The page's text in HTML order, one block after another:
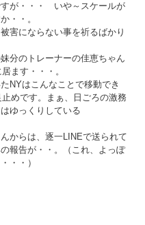
が・・・　いや～スケールが
・・。
害にならない事を祈るばかり
分のトレーナーの佳恵ちゃん
ます・・・。
NYはこんなことで移動でき
めです。まぁ、日ごろの激務
ゆっくりしている
からは、逐一LINEで送られて
報告が・・。（これ、よっぽ
・・）